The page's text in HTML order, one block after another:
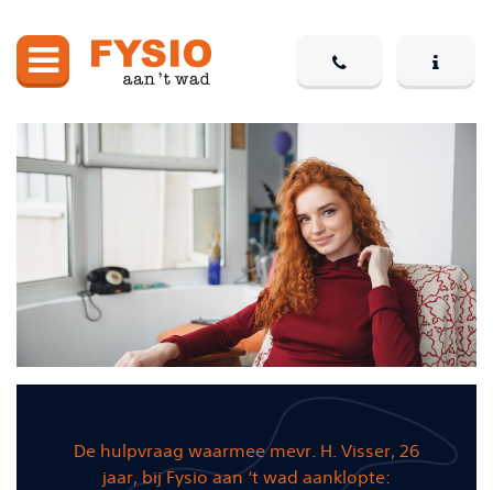
De hulpvraag waarmee mevr. H. Visser, 26
jaar, bij Fysio aan ‘t wad aanklopte: